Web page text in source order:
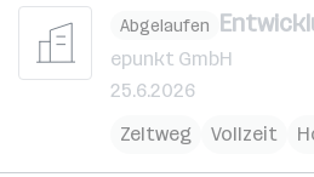
Abgelaufen
epunkt GmbH
25.6.2026
Zeltweg
Vollzeit